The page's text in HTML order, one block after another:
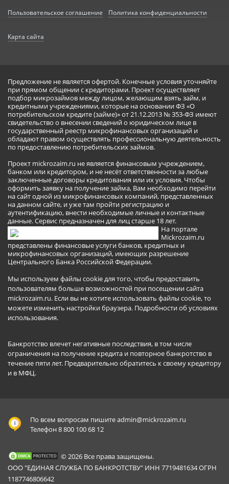
Пользовательское соглашение Политика конфиденциальности
Карта сайта
Предложение не является офертой. Конечные условия уточняйте
при прямом общении с кредиторами. Проект осуществляет
подбор микрозаймов между лицом, желающим взять займ, и
кредитными учреждениями, которые на основании ФЗ «О
потребительском кредите (займе)» от 21.12.2013 № 353-ФЗ имеют
свидетельство о внесении сведений о юридическом лице в
государственный реестр микрофинансовых организаций и
обладают правом осуществлять профессиональную деятельность
по предоставлению потребительских займов.
Проект mickrozaim.ru не является финансовым учреждением,
банком или кредитором, и не несёт ответственности за любые
заключенные договоры кредитования или их условия. Чтобы
оформить заявку на получение займа, Вам необходимо перейти
на сайт одной из микрофинансовых компаний, представленных
на данном сайте, и уже там пройти регистрацию и
аутентификацию, внести необходимые личные и контактные
данные. Сервис предназначен для лиц старше 18 лет.
На портале
Mickrozaim.ru
представлены финансовые услуги банков, кредитных и
микрофинансовых организаций, имеющих разрешение
Центрального Банка Российской Федерации.
Мы используем файлы cookie для того, чтобы предоставить
пользователям больше возможностей при посещении сайта
mickrozaim.ru. Если вы не хотите использовать файлы cookie, то
можете изменить настройки браузера. Подробности об условиях
использования.
Банкротство влечет негативные последствия, в том числе
ограничения на получение кредита и повторное банкротство в
течение пяти лет. Предварительно обратитесь к своему кредитору
и в МФЦ.
По всем вопросам пишитеadmin@mickrozaim.ru
Телефон 8 800 100 68 12
© 2026 Все права защищены.
ООО "ЕДИНАЯ СЛУЖБА ПО БАНКРОТСТВУ" ИНН 7719481634 ОГРН
1187746806642